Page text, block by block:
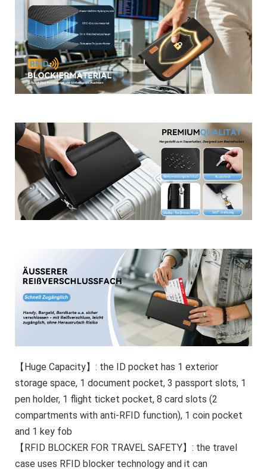
【Huge Capacity】: the ID pocket has 1 exterior
storage space, 1 document pocket, 3 passport slots, 1
pen holder, 1 flight ticket pocket, 8 card slots (2
compartments with anti-RFID function), 1 coin pocket
and 1 key fob
【RFID BLOCKER FOR TRAVEL SAFETY】: the travel
case uses RFID blocker technology and it can